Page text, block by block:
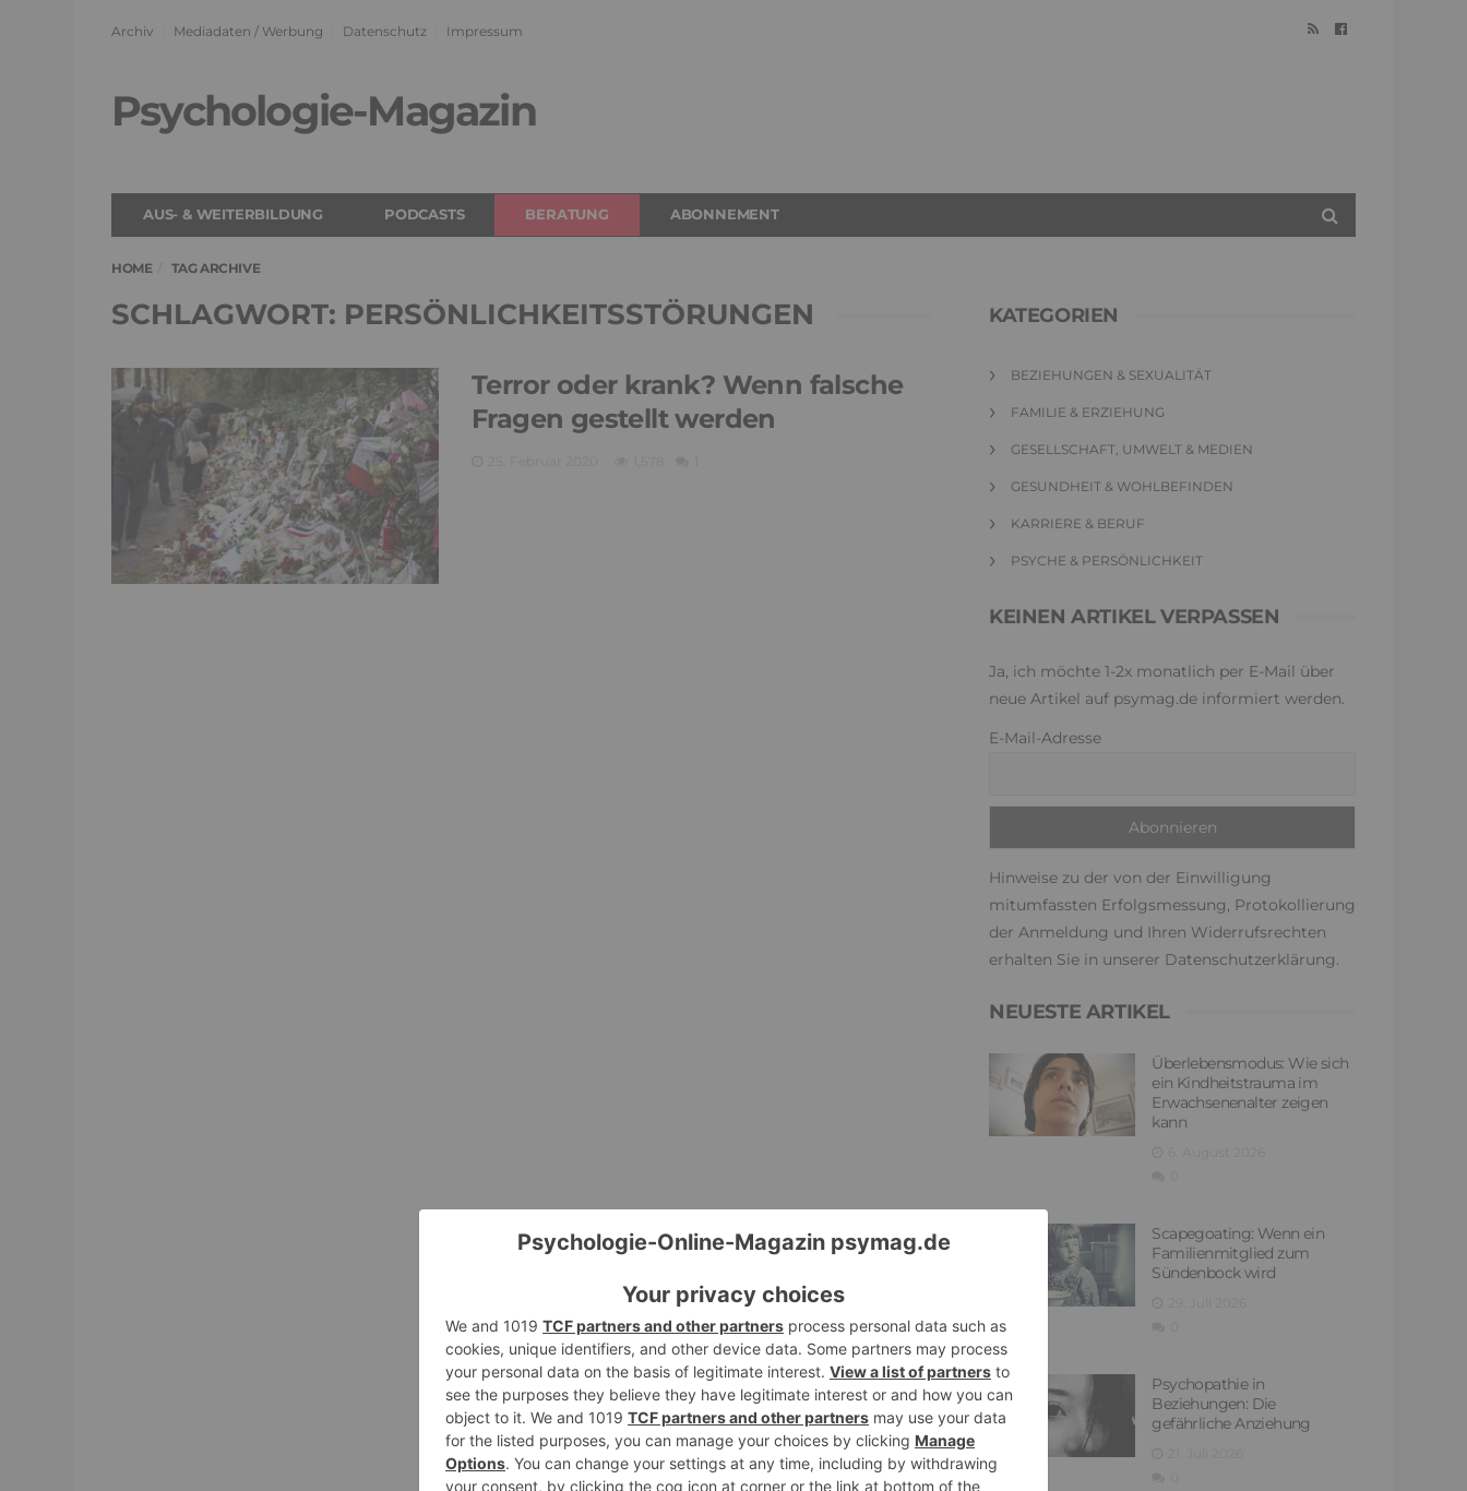
Archiv Mediadaten / Werbung Datenschutz Impressum
Psychologie-Magazin
AUS- & WEITERBILDUNG PODCASTS BERATUNG ABONNEMENT
HOME TAG ARCHIVE
SCHLAGWORT: PERSÖNLICHKEITSSTÖRUNGEN
Terror oder krank? Wenn falsche
Fragen gestellt werden
KATEGORIEN
BEZIEHUNGEN & SEXUALITÄT
FAMILIE & ERZIEHUNG
GESELLSCHAFT, UMWELT & MEDIEN
GESUNDHEIT & WOHLBEFINDEN
KARRIERE & BERUF
PSYCHE & PERSÖNLICHKEIT
KEINEN ARTIKEL VERPASSEN
Ja, ich möchte 1-2x monatlich per E-Mail über
neue Artikel auf psymag.de informiert werden.
E-Mail-Adresse
Hinweise zu der von der Einwilligung
mitumfassten Erfolgsmessung, Protokollierung
der Anmeldung und Ihren Widerrufsrechten
erhalten Sie in unserer Datenschutzerklärung.
NEUESTE ARTIKEL
Überlebensmodus: Wie sich
ein Kindheitstrauma im
Erwachsenenalter zeigen
kann
Scapegoating: Wenn ein
Familienmitglied zum
Sündenbock wird
Psychopathie in
Beziehungen: Die
gefährliche Anziehung